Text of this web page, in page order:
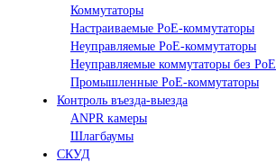
Коммутаторы
Настраиваемые PoE-коммутаторы
Неуправляемые PoE-коммутаторы
Неуправляемые коммутаторы без PoE
Промышленные PoE-коммутаторы
Контроль въезда-выезда
ANPR камеры
Шлагбаумы
СКУД